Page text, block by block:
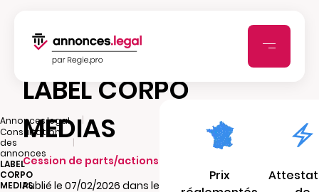
Annonces.legal
|
Consultation
des
annonces
|
LABEL
CORPO
MEDIAS
LABEL CORPO
MEDIAS
Cession de parts/actions sociales
Publié le 07/02/2026 dans le journal Les
Prix